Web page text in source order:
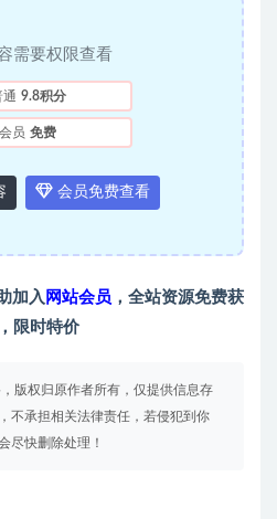
需要权限查看
通 9.8积分
会员 免费
会员免费查看
加入 网站会员 ，全站资源免费获
限时特价
版权归原作者所有，仅提供信息存
不承担相关法律责任，若侵犯到你
尽快删除处理！